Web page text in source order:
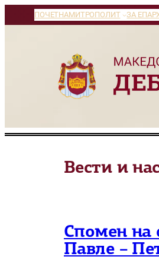
на
ПОЧЕТНАМИТРОПОЛИТ ЗА
Вести и
Спомен на
Павле –